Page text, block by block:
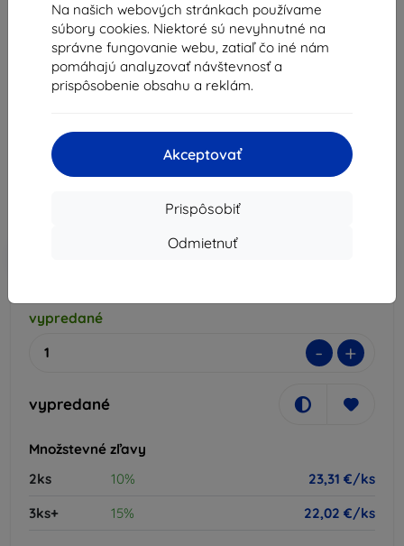
Na našich webových stránkach používame
súbory cookies. Niektoré sú nevyhnutné na
správne fungovanie webu, zatiaľ čo iné nám
pomáhajú analyzovať návštevnosť a
prispôsobenie obsahu a reklám.
Akceptovať
Prispôsobiť
Odmietnuť
Ochranné sklo Eiger Mountain Ultra Glass Screen
Protector for Apple iPhone 13/Apple iPhone 13 Pro
(EGMSP00201)
Vhodné pre: Apple iPhone 13 Apple iPhone 13 Pro
25,90 €
23,31 €
Zľava s kupónom EXTRA10
vypredané
- +
vypredané
Množstevné zľavy
2ks
10%
23,31 €/ks
3ks+
15% 22,02 €/ks